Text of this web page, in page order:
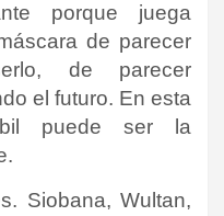
porque juega
de parecer
de parecer
el futuro. En esta
puede ser la
Siobana, Wultan,